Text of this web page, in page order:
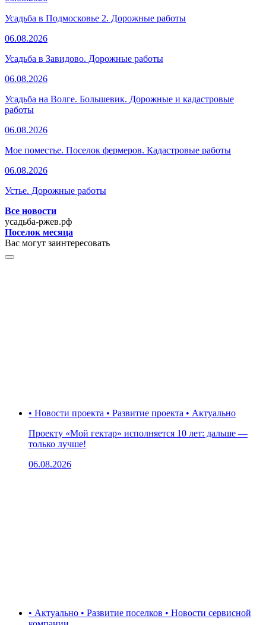
Усадьба в Подмосковье 2. Дорожные работы
06.08.2026
Усадьба в Завидово. Дорожные работы
06.08.2026
Усадьба на Волге. Большевик. Дорожные и кадастровые
работы
06.08.2026
Мое поместье. Поселок фермеров. Кадастровые работы
06.08.2026
Устье. Дорожные работы
Все новости
усадьба-ржев.рф
Поселок месяца
Вас могут заинтересовать
• Новости проекта • Развитие проекта • Актуально
Проекту «Мой гектар» исполняется 10 лет: дальше —
только лучше!
06.08.2026
• Актуально • Развитие поселков • Новости сервисной